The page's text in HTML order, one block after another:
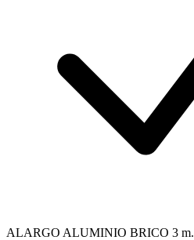
ALARGO ALUMINIO BRICO 3 m.